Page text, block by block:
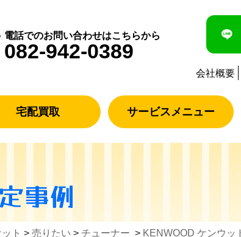
電話でのお問い合わせはこちらから
082-942-0389
会社概要
宅配買取 サービスメニュー
事例
ト > 売りたい > チューナー > KENWOOD ケンウッ